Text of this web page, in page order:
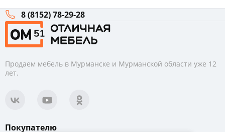
8 (8152) 78-29-28
Продаем мебель в Мурманске и Мурманской области уже 12
лет.
Покупателю